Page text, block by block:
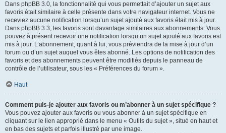
Dans phpBB 3.0, la fonctionnalité qui vous permettait d’ajouter un sujet aux
favoris était similaire à celle présente dans votre navigateur internet. Vous ne
receviez aucune notification lorsqu’un sujet ajouté aux favoris était mis à jour.
Dans phpBB 3.3, les favoris sont davantage similaires aux abonnements. Vous
pouvez à présent recevoir une notification lorsqu’un sujet ajouté aux favoris est
mis à jour. L’abonnement, quant à lui, vous préviendra de la mise à jour d’un
forum ou d’un sujet auquel vous êtes abonné. Les options de notification des
favoris et des abonnements peuvent être modifiés depuis le panneau de
contrôle de l’utilisateur, sous les « Préférences du forum ».
Haut
Comment puis-je ajouter aux favoris ou m’abonner à un sujet spécifique ?
Vous pouvez ajouter aux favoris ou vous abonner à un sujet spécifique en
cliquant sur le lien approprié dans le menu « Outils du sujet », situé en haut et
en bas des sujets et parfois illustré par une image.